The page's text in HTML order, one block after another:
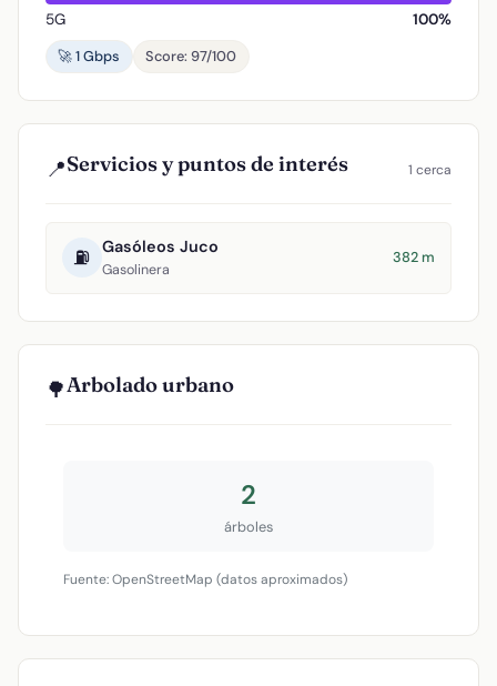
5G
100%
🚀 1 Gbps
Score: 97/100
📍Servicios y puntos de interés 1 cerca
⛽ Gasóleos Juco
Gasolinera
382 m
🌳Arbolado urbano
2
árboles
Fuente: OpenStreetMap (datos aproximados)